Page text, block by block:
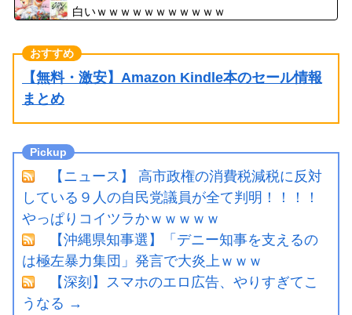
白いｗｗｗｗｗｗｗｗｗｗｗ
【無料・激安】Amazon Kindle本のセール情報
まとめ
【ニュース】 高市政権の消費税減税に反対
している９人の自民党議員が全て判明！！！！
やっぱりコイツラかｗｗｗｗｗ
【沖縄県知事選】「デニー知事を支えるの
は極左暴力集団」発言で大炎上ｗｗｗ
【深刻】スマホのエロ広告、やりすぎてこ
うなる →